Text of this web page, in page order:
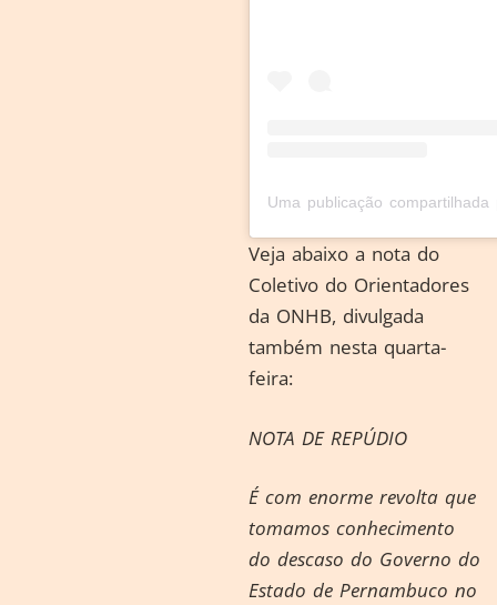
Veja abaixo a nota do
Coletivo do Orientadores
da ONHB, divulgada
também nesta quarta-
feira:
NOTA DE REPÚDIO
É com enorme revolta que
tomamos conhecimento
do descaso do Governo do
Estado de Pernambuco no